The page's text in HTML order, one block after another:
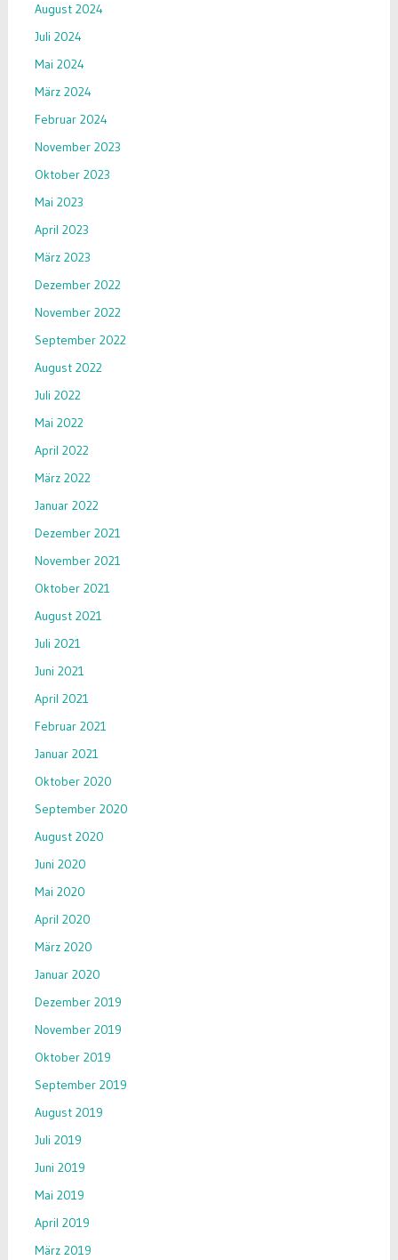
August 2024
Juli 2024
Mai 2024
März 2024
Februar 2024
November 2023
Oktober 2023
Mai 2023
April 2023
März 2023
Dezember 2022
November 2022
September 2022
August 2022
Juli 2022
Mai 2022
April 2022
März 2022
Januar 2022
Dezember 2021
November 2021
Oktober 2021
August 2021
Juli 2021
Juni 2021
April 2021
Februar 2021
Januar 2021
Oktober 2020
September 2020
August 2020
Juni 2020
Mai 2020
April 2020
März 2020
Januar 2020
Dezember 2019
November 2019
Oktober 2019
September 2019
August 2019
Juli 2019
Juni 2019
Mai 2019
April 2019
März 2019